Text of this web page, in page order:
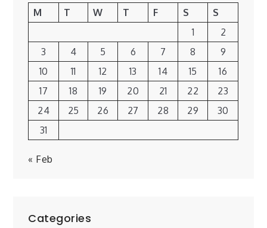
M
T W T F S
S
1
2
3
4 5 6 7 8
9
10
11 12 13 14 15
16
17
18 19 20 21 22
23
24
25 26 27 28 29
30
31
« Feb
Categories